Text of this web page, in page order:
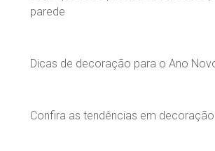
parede
Dicas de decoração para o Ano
Confira as tendências em